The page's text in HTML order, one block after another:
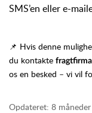
SMS’en eller e-
📌 Hvis denne
du kontakte
os en besked – vi vil
Opdateret: 8